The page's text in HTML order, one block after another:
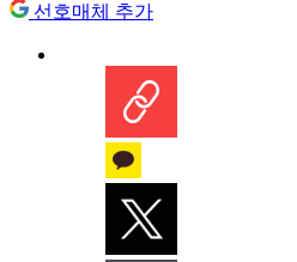
선호매체 추가